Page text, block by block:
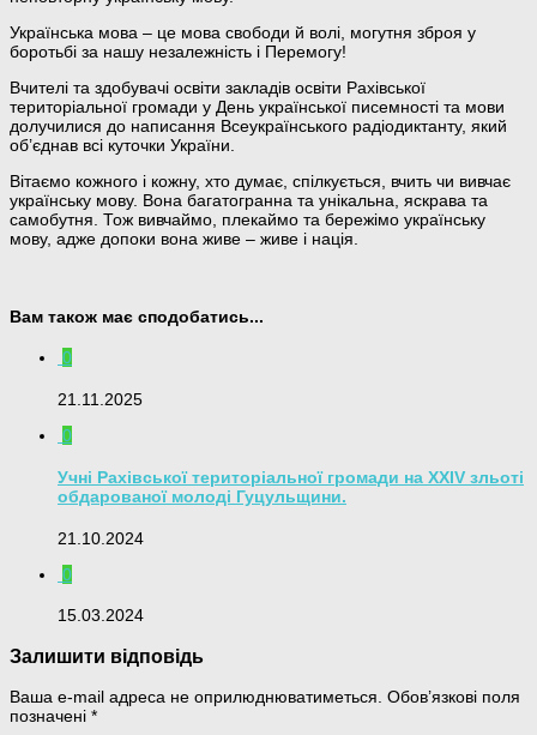
Українська мова – це мова свободи й волі, могутня зброя у
боротьбі за нашу незалежність і Перемогу!
Вчителі та здобувачі освіти закладів освіти Рахівської
територіальної громади у День української писемності та мови
долучилися до написання Всеукраїнського радіодиктанту, який
об’єднав всі куточки України.
Вітаємо кожного і кожну, хто думає, спілкується, вчить чи вивчає
українську мову. Вона багатогранна та унікальна, яскрава та
самобутня. Тож вивчаймо, плекаймо та бережімо українську
мову, адже допоки вона живе – живе і нація.
Вам також має сподобатись...
0
21.11.2025
0
Учні Рахівської територіальної громади на ХХІV зльоті
обдарованої молоді Гуцульщини.
21.10.2024
0
15.03.2024
Залишити відповідь
Ваша e-mail адреса не оприлюднюватиметься. Обов’язкові поля
позначені *